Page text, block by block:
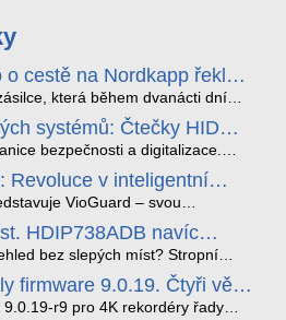
o cestě na Nordkapp řekla
2 MAXkterá během dvanácti dní
2 MAX jsme vzali na trasu z
a finské Laponsko až na
v mrazu až −13 °C a mimo
není jen čára na mapě, ale
cesty.
systémů: Čtečky HID
bezpečnosti a digitalizace.
– moderní a vysoce univerzální
Revoluce v inteligentní
VioGuard – svou
systém, poháněný
umělé inteligence (AI), je navržen
nástroje pro vymáhání
bezpečnost na silnicích a
v moderních městech.
HDIP738ADB navíc
– bez PC.
bez slepých míst? Stropní
skládá obraz ze dvou
čistého 180° záběru bez
AI detekci osob a vozidel,
firmware 9.0.19. Čtyři věci,
r9 pro 4K rekordéry řady